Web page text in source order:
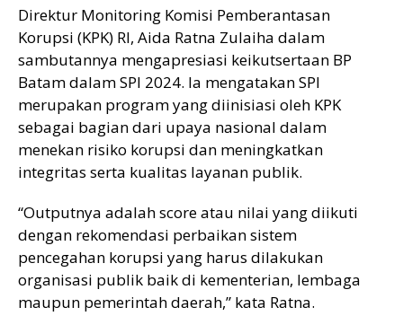
Direktur Monitoring Komisi Pemberantasan
Korupsi (KPK) RI, Aida Ratna Zulaiha dalam
sambutannya mengapresiasi keikutsertaan BP
Batam dalam SPI 2024. Ia mengatakan SPI
merupakan program yang diinisiasi oleh KPK
sebagai bagian dari upaya nasional dalam
menekan risiko korupsi dan meningkatkan
integritas serta kualitas layanan publik.
“Outputnya adalah score atau nilai yang diikuti
dengan rekomendasi perbaikan sistem
pencegahan korupsi yang harus dilakukan
organisasi publik baik di kementerian, lembaga
maupun pemerintah daerah,” kata Ratna.